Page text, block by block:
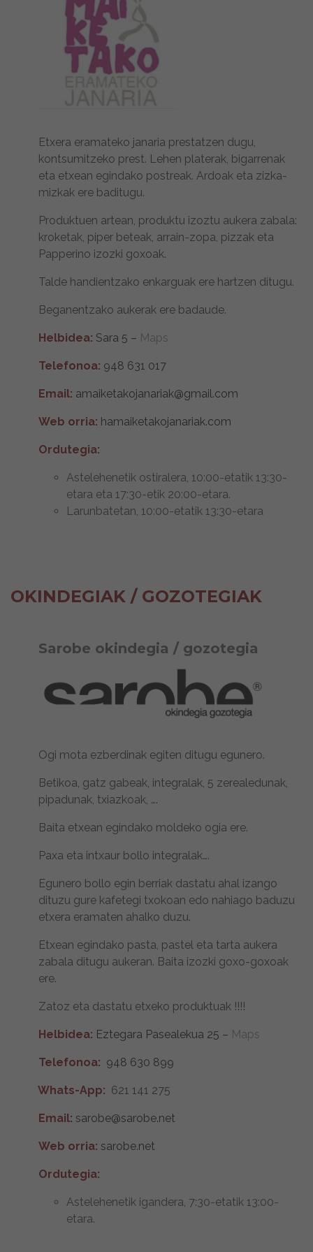
Etxera eramateko janaria prestatzen dugu,
kontsumitzeko prest. Lehen platerak, bigarrenak
eta etxean egindako postreak. Ardoak eta zizka-
mizkak ere baditugu.
Produktuen artean, produktu izoztu aukera zabala:
kroketak, piper beteak, arrain-zopa, pizzak eta
Papperino izozki goxoak.
Talde handientzako enkarguak ere hartzen ditugu.
Beganentzako aukerak ere badaude.
Helbidea: Sara 5 – Maps
Telefonoa: 948 631 017
Email: amaiketakojanariak@gmail.com
Web orria: hamaiketakojanariak.com
Ordutegia:
Astelehenetik ostiralera, 10:00-etatik 13:30-
etara eta 17:30-etik 20:00-etara.
Larunbatetan, 10:00-etatik 13:30-etara
OKINDEGIAK / GOZOTEGIAK
Sarobe okindegia / gozotegia
Ogi mota ezberdinak egiten ditugu egunero.
Betikoa, gatz gabeak, integralak, 5 zerealedunak,
pipadunak, txiazkoak, ….
Baita etxean egindako moldeko ogia ere.
Paxa eta intxaur bollo integralak….
Egunero bollo egin berriak dastatu ahal izango
dituzu gure kafetegi txokoan edo nahiago baduzu
etxera eramaten ahalko duzu.
Etxean egindako pasta, pastel eta tarta aukera
zabala ditugu aukeran. Baita izozki goxo-goxoak
ere.
Zatoz eta dastatu etxeko produktuak !!!!
Helbidea: Eztegara Pasealekua 25 – Maps
Telefonoa: 948 630 899
Whats-App: 621 141 275
Email: sarobe@sarobe.net
Web orria: sarobe.net
Ordutegia:
Astelehenetik igandera, 7:30-etatik 13:00-
etara.